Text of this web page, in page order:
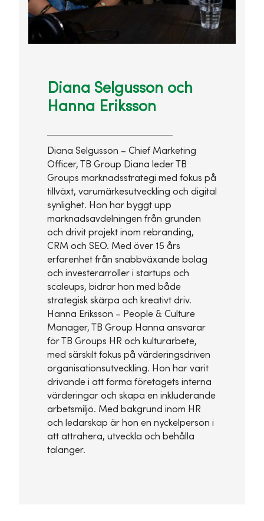
Diana Selgusson och
Hanna Eriksson
Diana Selgusson – Chief Marketing
Officer, TB Group Diana leder TB
Groups marknadsstrategi med fokus på
tillväxt, varumärkesutveckling och digital
synlighet. Hon har byggt upp
marknadsavdelningen från grunden
och drivit projekt inom rebranding,
CRM och SEO. Med över 15 års
erfarenhet från snabbväxande bolag
och investerarroller i startups och
scaleups, bidrar hon med både
strategisk skärpa och kreativt driv.
Hanna Eriksson – People & Culture
Manager, TB Group Hanna ansvarar
för TB Groups HR och kulturarbete,
med särskilt fokus på värderingsdriven
organisationsutveckling. Hon har varit
drivande i att forma företagets interna
värderingar och skapa en inkluderande
arbetsmiljö. Med bakgrund inom HR
och ledarskap är hon en nyckelperson i
att attrahera, utveckla och behålla
talanger.